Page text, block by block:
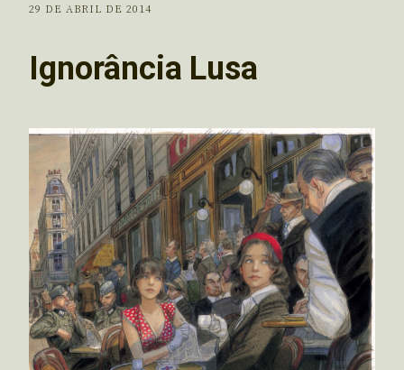
29 DE ABRIL DE 2014
Ignorância Lusa